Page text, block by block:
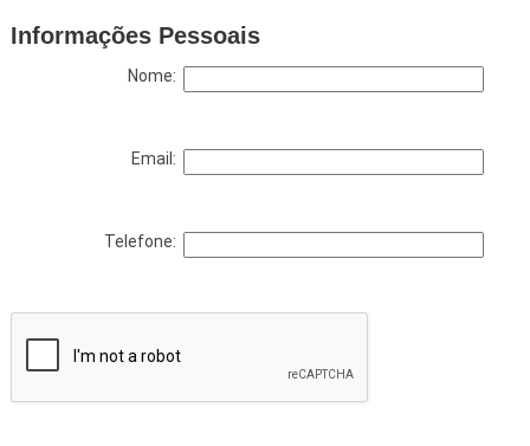
Informações Pessoais
Nome:
Email:
Telefone: